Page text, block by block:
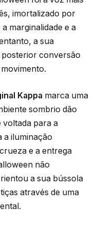
imortalizado por
marginalidade e a
a sua
posterior conversão
Kappa marca uma
sombrio dão
voltada para a
a iluminação
e a entrega
não
a sua bússola
através de uma